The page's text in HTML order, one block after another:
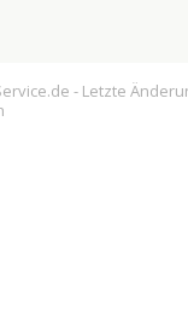
- Letzte